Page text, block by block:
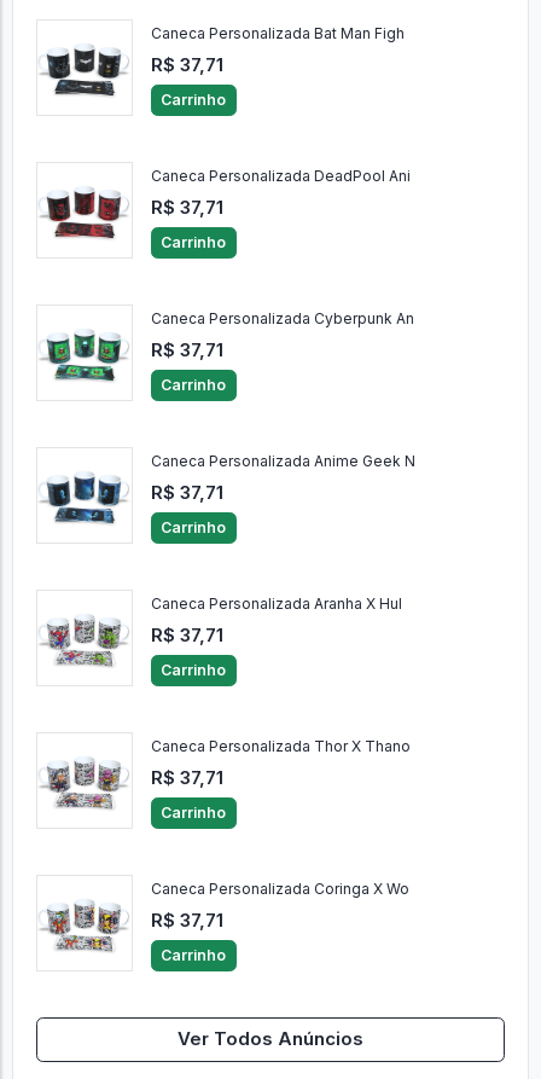
Caneca Personalizada Bat Man Figh
R$ 37,71
Carrinho
Caneca Personalizada DeadPool Ani
R$ 37,71
Carrinho
Caneca Personalizada Cyberpunk An
R$ 37,71
Carrinho
Caneca Personalizada Anime Geek N
R$ 37,71
Carrinho
Caneca Personalizada Aranha X Hul
R$ 37,71
Carrinho
Caneca Personalizada Thor X Thano
R$ 37,71
Carrinho
Caneca Personalizada Coringa X Wo
R$ 37,71
Carrinho
Ver Todos Anúncios